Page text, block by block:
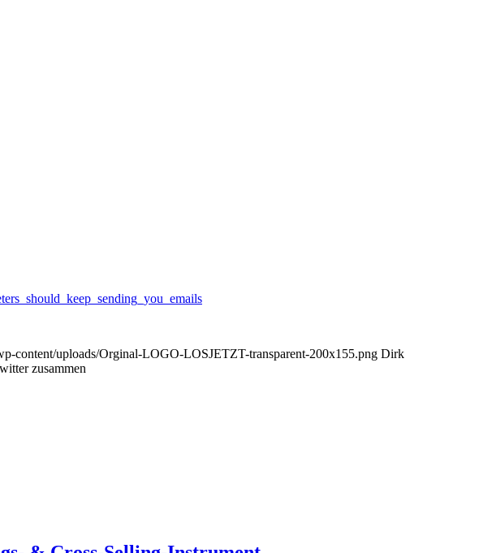
content/uploads/Orginal-LOGO-LOSJETZT-transparent-200x155.png Dirk
zusammen